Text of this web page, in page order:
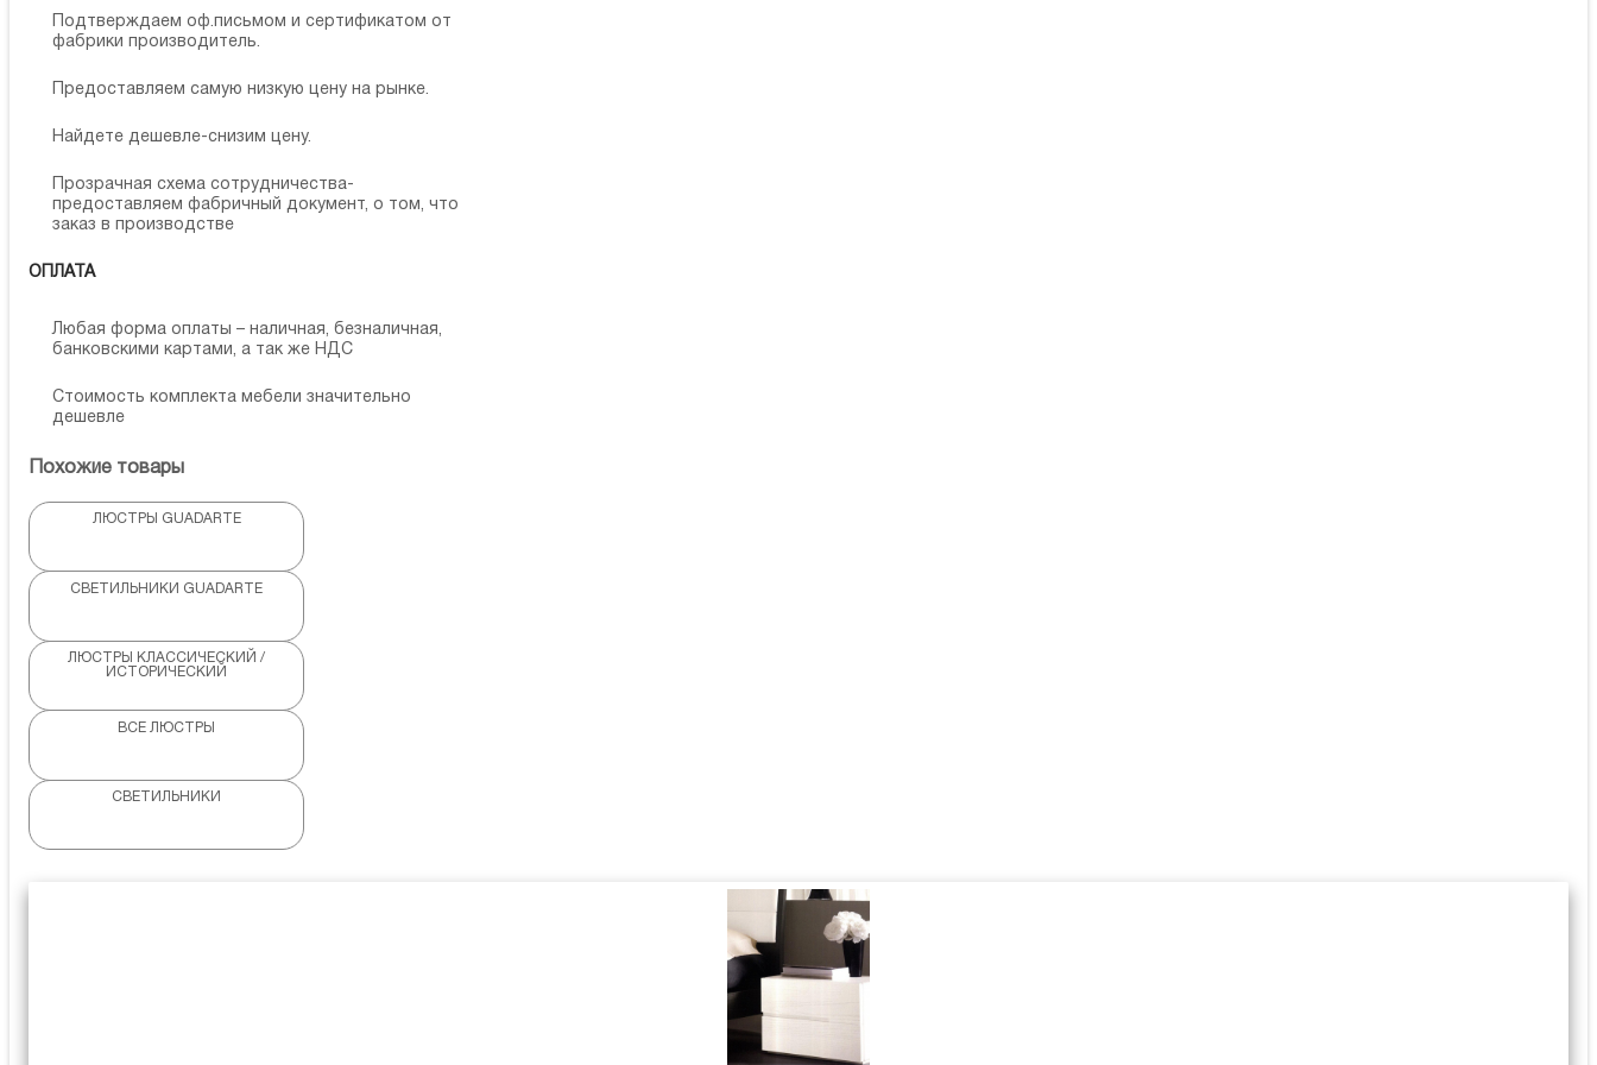
Подтверждаем оф.письмом и сертификатом от
фабрики производитель.
Предоставляем самую низкую цену на рынке.
Найдете дешевле-снизим цену.
Прозрачная схема сотрудничества-
предоставляем фабричный документ, о том, что
заказ в производстве
ОПЛАТА
Любая форма оплаты – наличная, безналичная,
банковскими картами, а так же НДС
Стоимость комплекта мебели значительно
дешевле
Похожие товары
ЛЮСТРЫ GUADARTE
СВЕТИЛЬНИКИ GUADARTE
ЛЮСТРЫ КЛАССИЧЕСКИЙ /
ИСТОРИЧЕСКИЙ
ВСЕ ЛЮСТРЫ
СВЕТИЛЬНИКИ